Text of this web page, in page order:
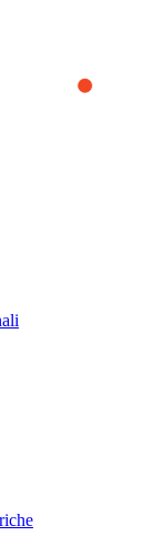
best experience
you accept
is used and
to find out how